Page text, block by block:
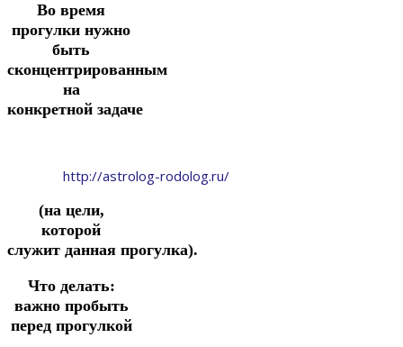
Во время
прогулки нужно
быть
сконцентрированным
на
конкретной задаче
http://astrolog-rodolog.ru/
(на цели,
которой
служит данная прогулка).
Что делать:
важно пробыть
перед прогулкой